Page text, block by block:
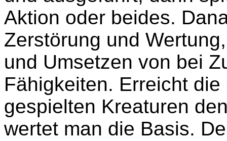
Aktion oder beides.
Zerstörung und
und Umsetzen von bei
Fähigkeiten. Erreicht
gespielten Kreaturen
wertet man die Basis.